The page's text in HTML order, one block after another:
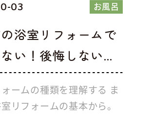
03 お風呂
浴室リフォームで
い！後悔しない...
ームの種類を理解する ま
リフォームの基本から。